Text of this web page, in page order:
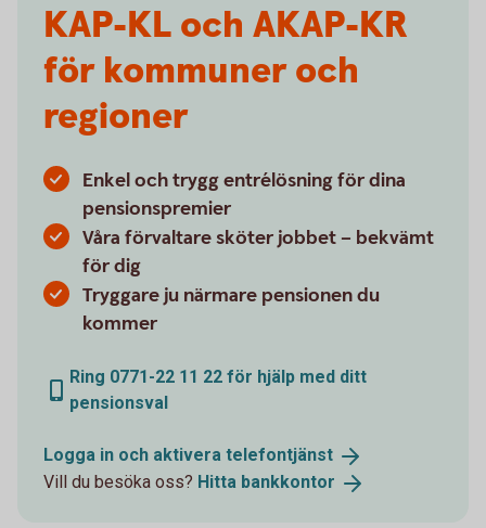
KAP-KL och AKAP-KR
för kommuner och
regioner
Enkel och trygg entrélösning för dina
pensionspremier
Våra förvaltare sköter jobbet – bekvämt
för dig
Tryggare ju närmare pensionen du
kommer
Ring 0771-22 11 22 för hjälp med ditt
pensionsval
Logga in och aktivera telefontjänst
Vill du besöka oss? Hitta bankkontor